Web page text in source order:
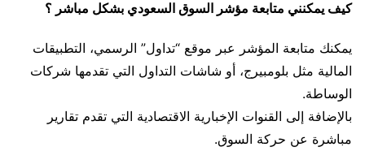
كيف يمكنني متابعة مؤشر السوق السعودي بشكل مباشر ؟
يمكنك متابعة المؤشر عبر موقع “تداول” الرسمي، التطبيقات
المالية مثل بلومبيرج، أو شاشات التداول التي تقدمها شركات
الوساطة.
بالإضافة إلى القنوات الإخبارية الاقتصادية التي تقدم تقارير
مباشرة عن حركة السوق.